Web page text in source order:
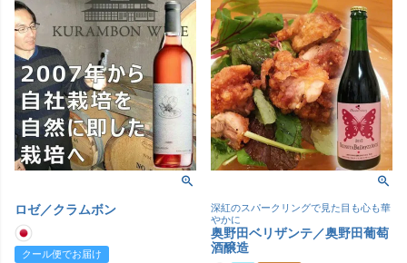
ロゼ／クラムボン
クール便でお届け
深紅のスパークリングで見た目も心も華
やかに
奥野田ベリザンテ／奥野田葡萄
酒醸造